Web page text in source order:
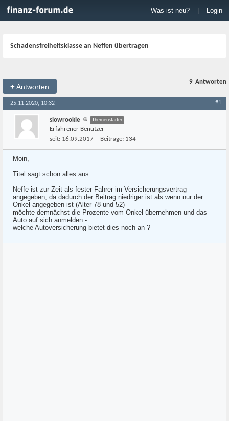
Was ist neu? Login
Schadensfreiheitsklasse an Neffen übertragen
+Antworten
9 Antworten
25.11.2020, 10:32 #1
slowrookie Themenstarter
Erfahrener Benutzer
seit: 16.09.2017 Beiträge: 134
Moin,
Titel sagt schon alles aus
Neffe ist zur Zeit als fester Fahrer im Versicherungsvertrag
angegeben, da dadurch der Beitrag niedriger ist als wenn nur der
Onkel angegeben ist (Alter 78 und 52)
möchte demnächst die Prozente vom Onkel übernehmen und das
Auto auf sich anmelden -
welche Autoversicherung bietet dies noch an ?